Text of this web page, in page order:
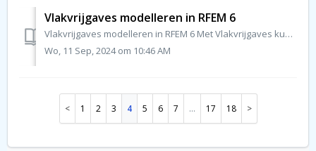
Vlakvrijgaves modelleren in RFEM 6
Vlakvrijgaves modelleren in RFEM 6 Met Vlakvrijgaves kunt u voorwaarden, lineair of niet-lineair, modelleren. Zo kunt u bepaalde voorwaarden van elkaar ...
Wo, 11 Sep, 2024 om 10:46 AM
1 2 3 4 5 6 7 … 17 18